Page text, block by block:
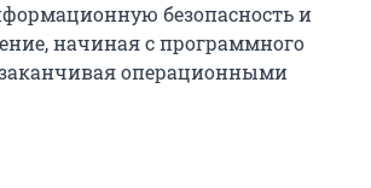
безопасность и
начиная с программного
операционными